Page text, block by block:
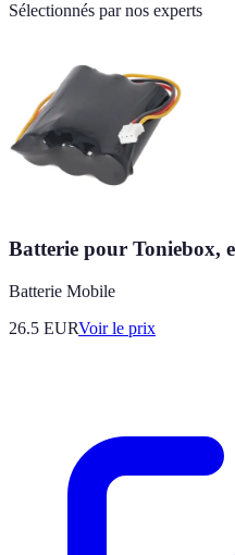
Sélectionnés par nos experts
Batterie pour Toniebox,
Batterie Mobile
26.5 EURVoir le prix